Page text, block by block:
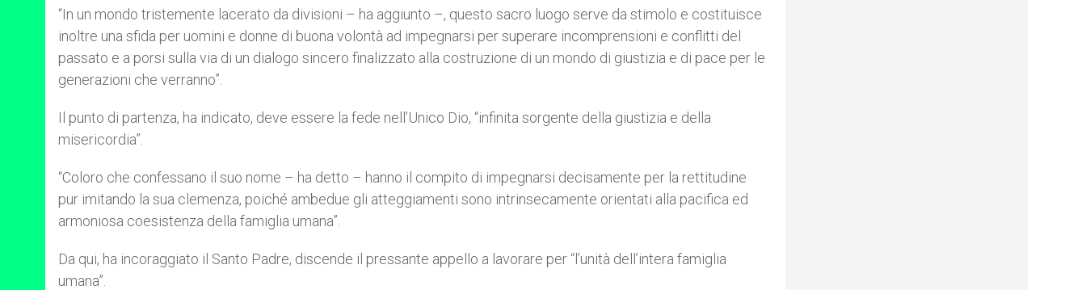
“In un mondo tristemente lacerato da divisioni – ha aggiunto –, questo sacro luogo serve da stimolo e costituisce
inoltre una sfida per uomini e donne di buona volontà ad impegnarsi per superare incomprensioni e conflitti del
passato e a porsi sulla via di un dialogo sincero finalizzato alla costruzione di un mondo di giustizia e di pace per le
generazioni che verranno”.
Il punto di partenza, ha indicato, deve essere la fede nell’Unico Dio, “infinita sorgente della giustizia e della
misericordia”.
“Coloro che confessano il suo nome – ha detto – hanno il compito di impegnarsi decisamente per la rettitudine
pur imitando la sua clemenza, poiché ambedue gli atteggiamenti sono intrinsecamente orientati alla pacifica ed
armoniosa coesistenza della famiglia umana”.
Da qui, ha incoraggiato il Santo Padre, discende il pressante appello a lavorare per “l’unità dell’intera famiglia
umana”.